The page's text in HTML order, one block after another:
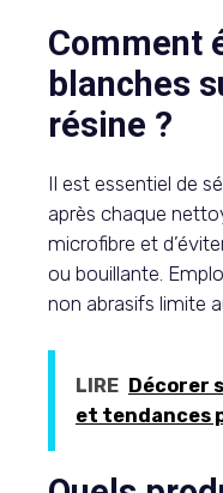
Comment
blanches
résine ?
Il est essentiel de
après chaque
microfibre et
ou bouillante.
non abrasifs limite
LIRE Décorer
et tendances